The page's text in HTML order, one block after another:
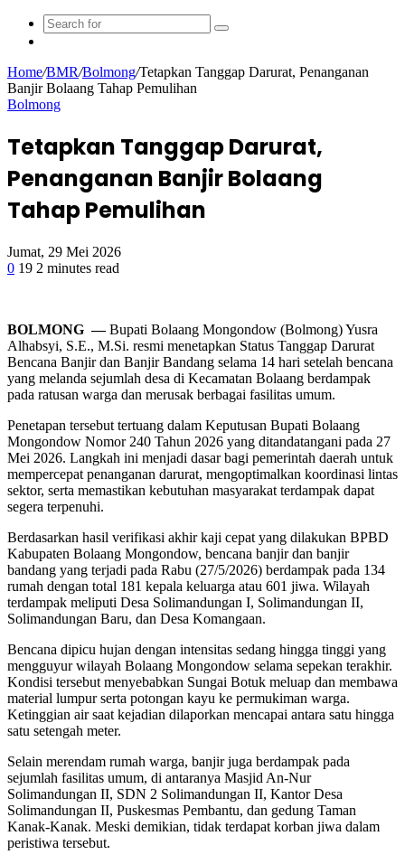
Home/BMR/Bolmong/Tetapkan Tanggap Darurat, Penanganan
Banjir Bolaang Tahap Pemulihan
Bolmong
Tetapkan Tanggap Darurat,
Penanganan Banjir Bolaang
Tahap Pemulihan
Jumat, 29 Mei 2026
0 19 2 minutes read
BOLMONG —Bupati Bolaang Mongondow (Bolmong) Yusra
Alhabsyi, S.E., M.Si. resmi menetapkan Status Tanggap Darurat
Bencana Banjir dan Banjir Bandang selama 14 hari setelah bencana
yang melanda sejumlah desa di Kecamatan Bolaang berdampak
pada ratusan warga dan merusak berbagai fasilitas umum.
Penetapan tersebut tertuang dalam Keputusan Bupati Bolaang
Mongondow Nomor 240 Tahun 2026 yang ditandatangani pada 27
Mei 2026. Langkah ini menjadi dasar bagi pemerintah daerah untuk
mempercepat penanganan darurat, mengoptimalkan koordinasi lintas
sektor, serta memastikan kebutuhan masyarakat terdampak dapat
segera terpenuhi.
Berdasarkan hasil verifikasi akhir kaji cepat yang dilakukan BPBD
Kabupaten Bolaang Mongondow, bencana banjir dan banjir
bandang yang terjadi pada Rabu (27/5/2026) berdampak pada 134
rumah dengan total 181 kepala keluarga atau 601 jiwa. Wilayah
terdampak meliputi Desa Solimandungan I, Solimandungan II,
Solimandungan Baru, dan Desa Komangaan.
Bencana dipicu hujan dengan intensitas sedang hingga tinggi yang
mengguyur wilayah Bolaang Mongondow selama sepekan terakhir.
Kondisi tersebut menyebabkan Sungai Botuk meluap dan membawa
material lumpur serta potongan kayu ke permukiman warga.
Ketinggian air saat kejadian dilaporkan mencapai antara satu hingga
satu setengah meter.
Selain merendam rumah warga, banjir juga berdampak pada
sejumlah fasilitas umum, di antaranya Masjid An-Nur
Solimandungan II, SDN 2 Solimandungan II, Kantor Desa
Solimandungan II, Puskesmas Pembantu, dan gedung Taman
Kanak-Kanak. Meski demikian, tidak terdapat korban jiwa dalam
peristiwa tersebut.